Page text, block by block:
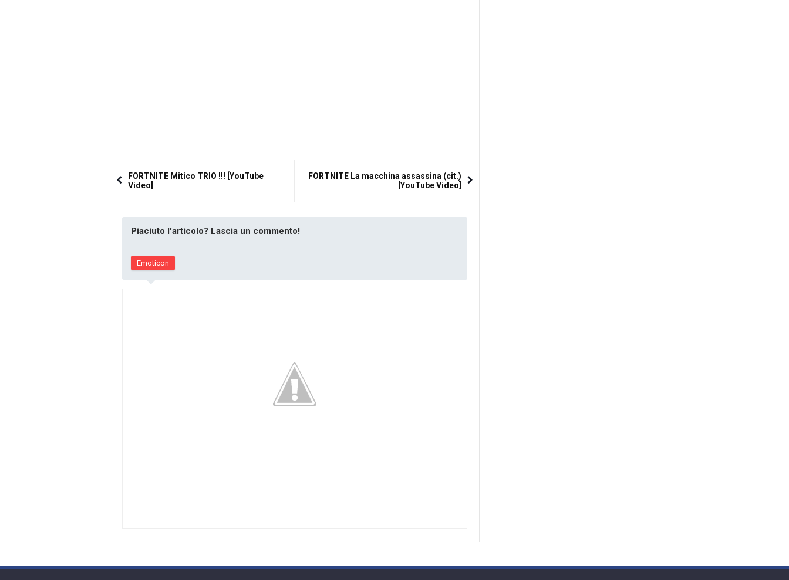
FORTNITE Mitico TRIO !!! [YouTube
Video]
FORTNITE La macchina assassina (cit.)
[YouTube Video]
Piaciuto l'articolo? Lascia un commento!
Emoticon